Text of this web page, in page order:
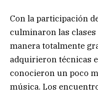
Con la participación
culminaron las
manera totalmente
adquirieron técnicas
conocieron un poco
música. Los